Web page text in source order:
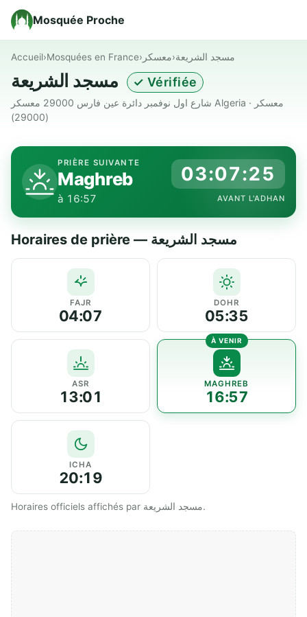
Mosquée Proche
Accueil›Mosquées en France› معسكر›مسجد الشريعة
✓ Vérifiée
شارع اول نوفمبر دائرة عين فارس 29000 معسكر Algeria · معسكر
(29000)
PRIÈRE SUIVANTE
Maghreb
à 16:57
03:07:24
AVANT L'ADHAN
Horaires de prière — مسجد الشريعة
FAJR
04:07
DOHR
05:35
ASR
13:01
MAGHREB
16:57
ICHA
20:19
Horaires officiels affichés par مسجد الشريعة.